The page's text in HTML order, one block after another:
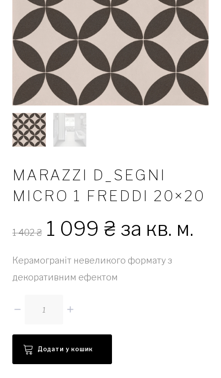
MARAZZI D_SEGNI
MICRO 1 FREDDI 20×20
1 402₴ 1 099 ₴ за кв. м.
Керамограніт невеликого формату з
декоративним ефектом
Додати у кошик